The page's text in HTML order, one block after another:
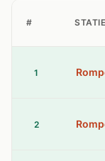
# STATIE
1
2